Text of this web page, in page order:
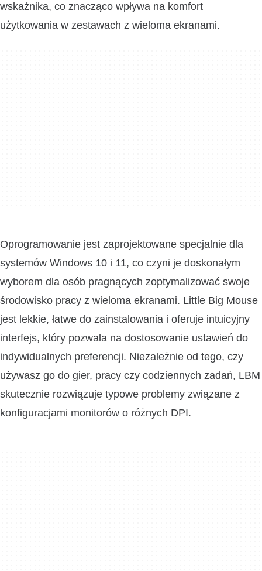
wskaźnika, co znacząco wpływa na komfort
użytkowania w zestawach z wieloma ekranami.
Oprogramowanie jest zaprojektowane specjalnie dla
systemów Windows 10 i 11, co czyni je doskonałym
wyborem dla osób pragnących zoptymalizować swoje
środowisko pracy z wieloma ekranami. Little Big Mouse
jest lekkie, łatwe do zainstalowania i oferuje intuicyjny
interfejs, który pozwala na dostosowanie ustawień do
indywidualnych preferencji. Niezależnie od tego, czy
używasz go do gier, pracy czy codziennych zadań, LBM
skutecznie rozwiązuje typowe problemy związane z
konfiguracjami monitorów o różnych DPI.